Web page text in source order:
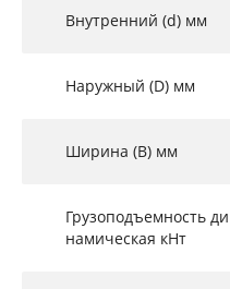
Внутренний (d) мм
Наружный (D) мм
Ширина (B) мм
Грузоподъемность ди
намическая кНт